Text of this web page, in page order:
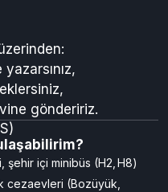
göndeririz.
şehir içi minibüs (H2, H8)
cezaevleri (Bozüyük,